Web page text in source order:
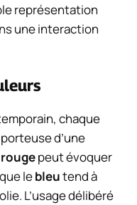
représentation
une interaction
chaque
d’une
rougepeut évoquer
lebleutend à
L’usage délibéré